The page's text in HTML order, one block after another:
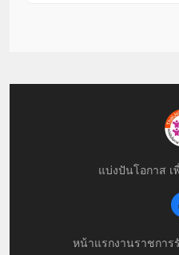
แบ่งปันโอกาส
หน้าแรกงานราชการ